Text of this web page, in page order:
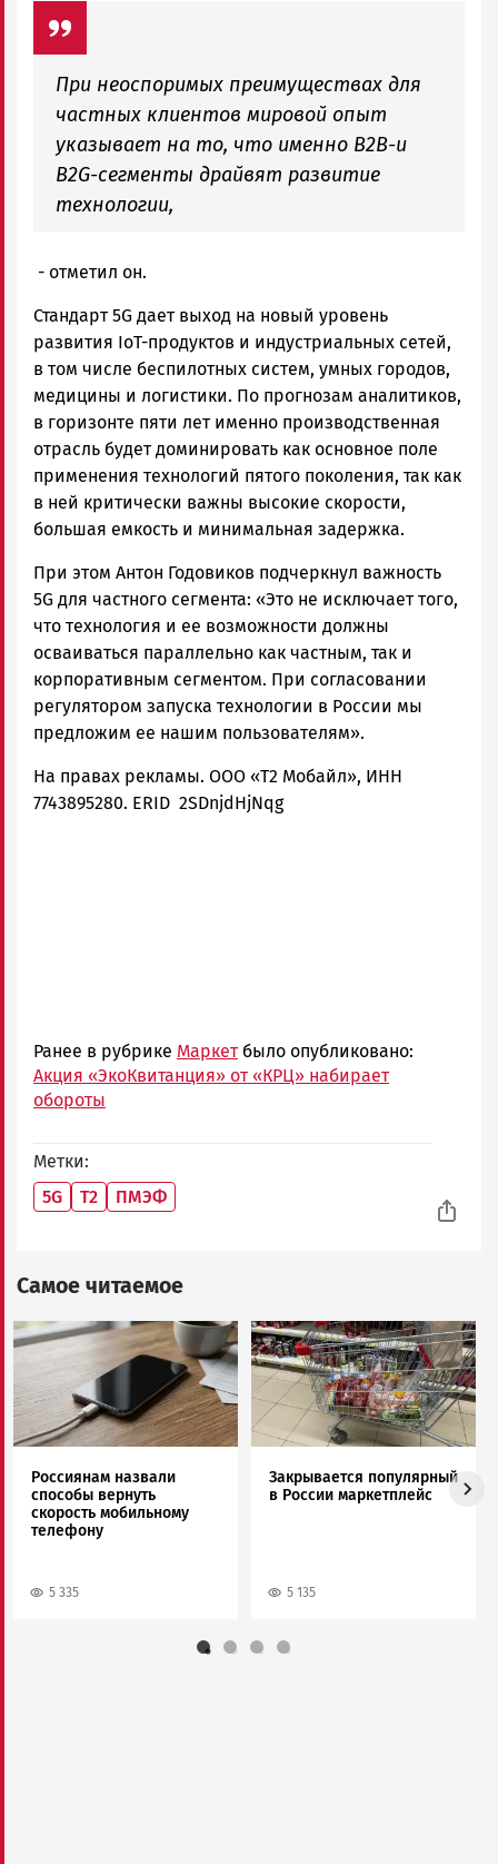
При неоспоримых преимуществах для
частных клиентов мировой опыт
указывает на то, что именно В2В-и
B2G-сегменты драйвят развитие
технологии,
- отметил он.
Стандарт 5G дает выход на новый уровень
развития IoT-продуктов и индустриальных сетей,
в том числе беспилотных систем, умных городов,
медицины и логистики. По прогнозам аналитиков,
в горизонте пяти лет именно производственная
отрасль будет доминировать как основное поле
применения технологий пятого поколения, так как
в ней критически важны высокие скорости,
большая емкость и минимальная задержка.
При этом Антон Годовиков подчеркнул важность
5G для частного сегмента: «Это не исключает того,
что технология и ее возможности должны
осваиваться параллельно как частным, так и
корпоративным сегментом. При согласовании
регулятором запуска технологии в России мы
предложим ее нашим пользователям».
На правах рекламы. ООО «Т2 Мобайл», ИНН
7743895280. ERID 2SDnjdHjNqg
Ранее в рубрике Маркетбыло опубликовано:
Акция «ЭкоКвитанция» от «КРЦ» набирает
обороты
Метки
5G
Т2 ПМЭФ
Самое читаемое
Image
Россиянам назвали
способы вернуть
скорость мобильному
телефону
5 335
Image
Закрывается популярный
в России маркетплейс
5 135